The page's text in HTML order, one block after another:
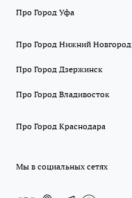
Про Город Уфа
Про Город Нижний Новгород
Про Город Дзержинск
Про Город Владивосток
Про Город Краснодара
Мы в социальных сетях